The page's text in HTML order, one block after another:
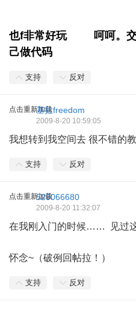
也f非常好玩 呵呵。
己做代码
支持 反对
点击重新加载基拉freedom
2009-8-20 10:59:05
我想转到我空间去 很不错的
支持 反对
点击重新加载523066680
2009-8-20 11:32:07
在我刚入门的时候…… 见过这
怀念~（破例回帖拉！）
支持 反对